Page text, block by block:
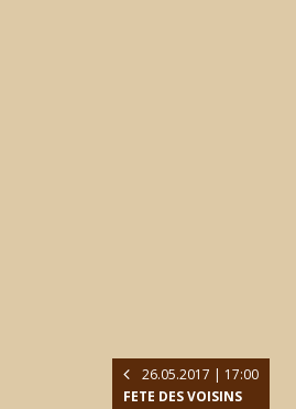
26.05.2017 | 17:00
FETE DES VOISINS